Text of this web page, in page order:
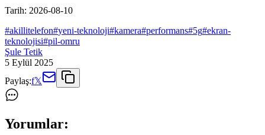
Tarih: 2026-08-10
#akillitelefon#yeni-teknoloji#kamera#performans#5g#ekran-
teknolojisi#pil-omru
Şule Tetik
5 Eylül 2025
Paylaş:f𝕏
Yorumlar: